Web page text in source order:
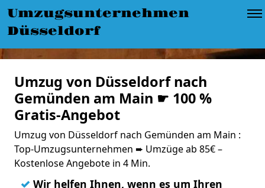
Umzugsunternehmen
Düsseldorf
Umzug von Düsseldorf nach
Gemünden am Main ☛ 100 %
Gratis-Angebot
Umzug von Düsseldorf nach Gemünden am Main :
Top-Umzugsunternehmen ➨ Umzüge ab 85€ –
Kostenlose Angebote in 4 Min.
✓ Wir helfen Ihnen, wenn es um Ihren